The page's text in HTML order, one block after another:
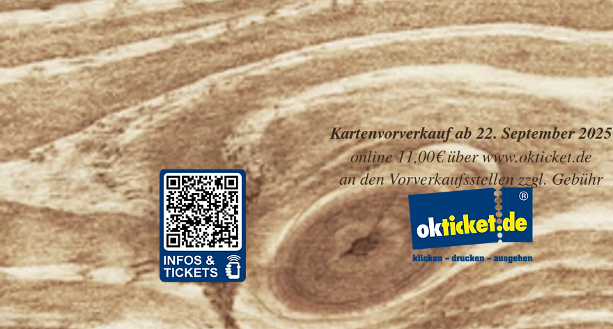
Kartenvorverkauf ab 22. September 2025
online 11,00€ überwww.okticket.de
an den Vorverkaufsstellen zzgl. Gebühr